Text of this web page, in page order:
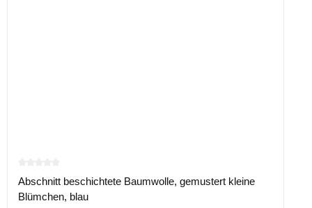
Durchschnittliche Bewertung von 0 von 5 Sternen
Abschnitt beschichtete Baumwolle, gemustert kleine
Blümchen, blau